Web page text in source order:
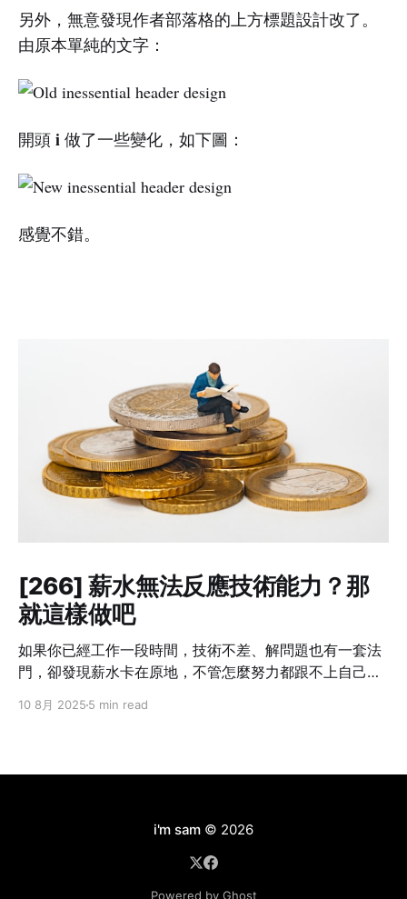
另外，無意發現作者部落格的上方標題設計改了。
由原本單純的文字：
開頭 i 做了一些變化，如下圖：
感覺不錯。
[266] 薪水無法反應技術能力？那
就這樣做吧
如果你已經工作一段時間，技術不差、解問題也有一套法
門，卻發現薪水卡在原地，不管怎麼努力都跟不上自己的
想過：「我現在的貢獻，真的只有這個數字嗎？」但光靠
在的角色，有可見的成果嗎？ 能不能列出三件「有你做比
較順、沒你就出事」的工作內容？比如說：系統穩定性明
10 8月 2025 5 min read
i'm sam © 2026
Powered by Ghost